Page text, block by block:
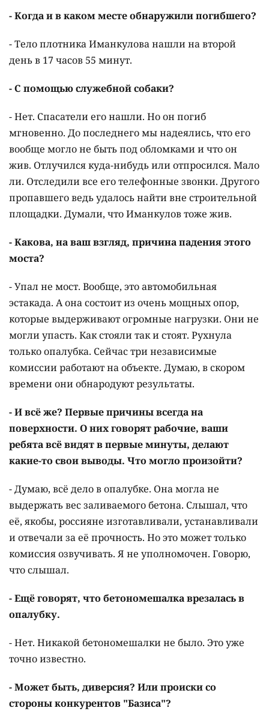
- Когда и в каком месте обнаружили погибшего?
- Тело плотника Иманкулова нашли на второй
день в 17 часов 55 минут.
- С помощью служебной собаки?
- Нет. Спасатели его нашли. Но он погиб
мгновенно. До последнего мы надеялись, что его
вообще могло не быть под обломками и что он
жив. Отлучился куда-нибудь или отпросился. Мало
ли. Отследили все его телефонные звонки. Другого
пропавшего ведь удалось найти вне строительной
площадки. Думали, что Иманкулов тоже жив.
- Какова, на ваш взгляд, причина падения этого
моста?
- Упал не мост. Вообще, это автомобильная
эстакада. А она состоит из очень мощных опор,
которые выдерживают огромные нагрузки. Они не
могли упасть. Как стояли так и стоят. Рухнула
только опалубка. Сейчас три независимые
комиссии работают на объекте. Думаю, в скором
времени они обнародуют результаты.
- И всё же? Первые причины всегда на
поверхности. О них говорят рабочие, ваши
ребята всё видят в первые минуты, делают
какие-то свои выводы. Что могло произойти?
- Думаю, всё дело в опалубке. Она могла не
выдержать вес заливаемого бетона. Слышал, что
её, якобы, россияне изготавливали, устанавливали
и отвечали за её прочность. Но это может только
комиссия озвучивать. Я не уполномочен. Говорю,
что слышал.
- Ещё говорят, что бетономешалка врезалась в
опалубку.
- Нет. Никакой бетономешалки не было. Это уже
точно известно.
- Может быть, диверсия? Или происки со
стороны конкурентов "Базиса"?